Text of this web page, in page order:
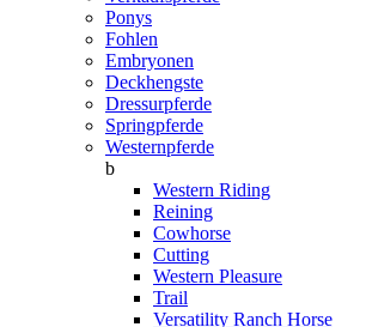
Ponys
Fohlen
Embryonen
Deckhengste
Dressurpferde
Springpferde
Westernpferde
b
Western Riding
Reining
Cowhorse
Cutting
Western Pleasure
Trail
Versatility Ranch Horse